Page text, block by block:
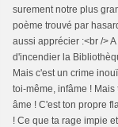
surement notre plus
poème trouvé par
aussi apprécier :<br />
d'incendier la
Mais c'est un crime
toi-même, infâme !
âme ! C'est ton propre
! Ce que ta rage impie